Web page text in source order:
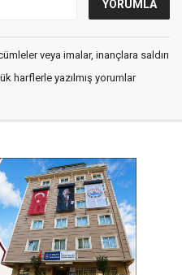
veya imalar, inançlara saldırı
harflerle yazılmış yorumlar